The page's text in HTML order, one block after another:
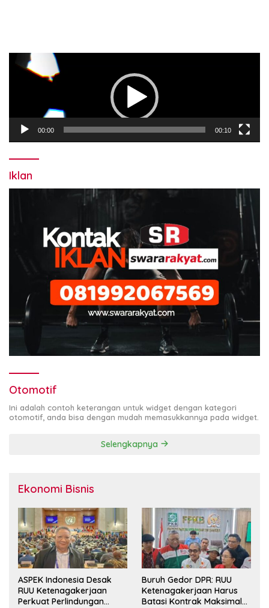
Pemutar
Video
00:00 00:10
Iklan
Otomotif
Ini adalah contoh keterangan untuk widget dengan kategori
otomotif, anda bisa dengan mudah memasukkannya pada widget.
Selengkapnya
Ekonomi Bisnis
ASPEK Indonesia Desak
RUU Ketenagakerjaan
Perkuat Perlindungan
Buruh Gedor DPR: RUU
Ketenagakerjaan Harus
Batasi Kontrak Maksimal